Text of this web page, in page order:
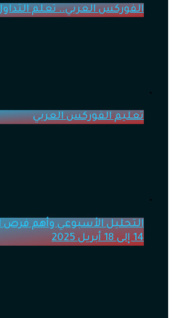
الفوركس العربي.. تعلم
تعليم الفوركس العربي
التحليل الأسبوعي وأهم فرص
14 إلى 18 أبريل 2025